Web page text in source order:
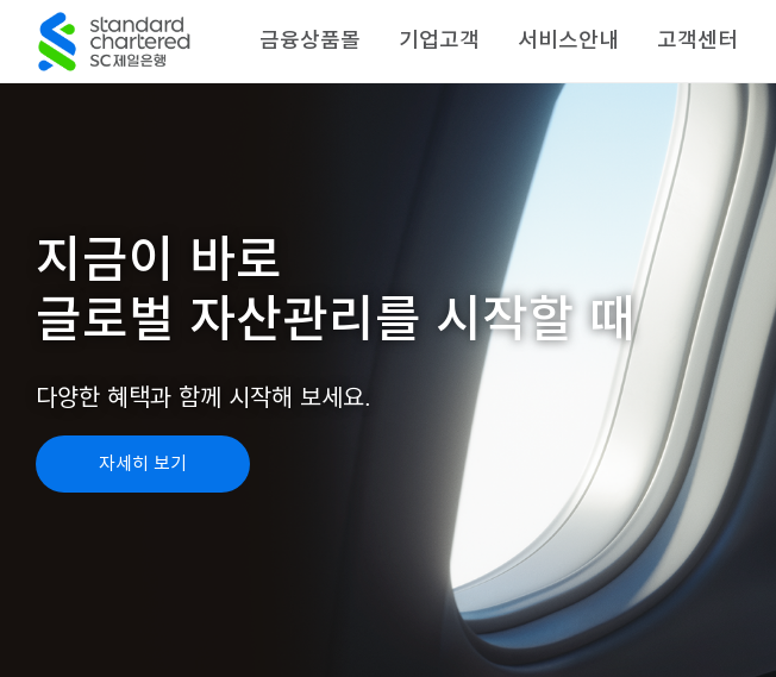
금융상품몰 기업고객 서비스안내 고객센터
지금이 바로
글로벌 자산관리를 시작할 때
다양한 혜택과 함께 시작해 보세요.
자세히 보기